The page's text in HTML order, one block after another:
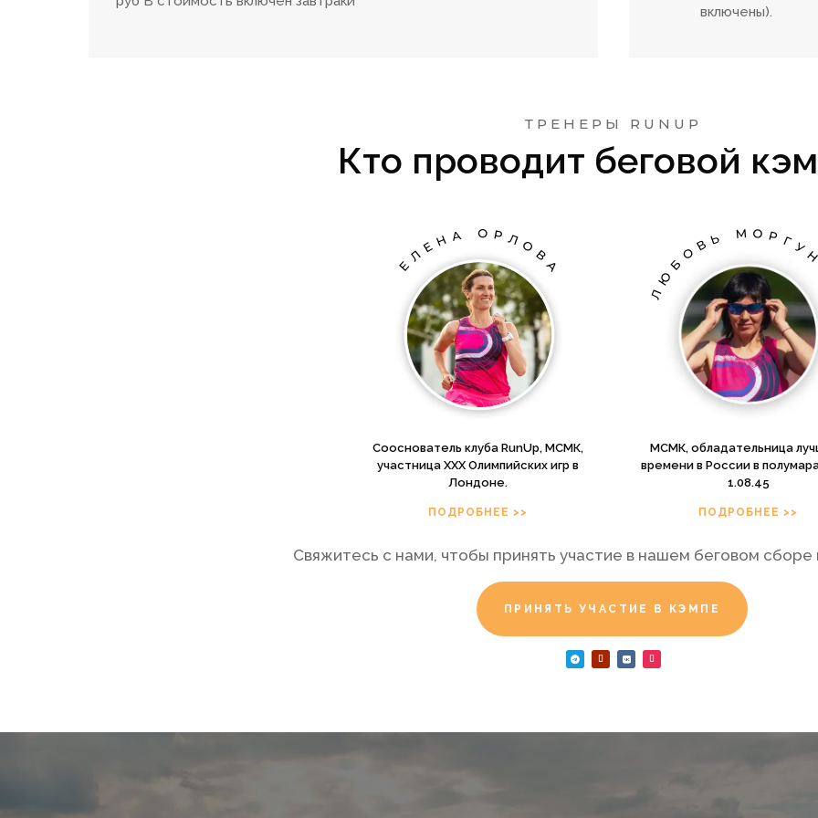
включены).
ТРЕНЕРЫ RUNUP
Кто проводит беговой
ЕЛЕНА ОРЛОВА
Сооснователь клуба RunUp, МСМК,
участница XXX Олимпийских игр в
Лондоне.
ПОДРОБНЕЕ >>
ЛЮБОВЬ
МСМК, обладательница
времени в России в
1.08.45
ПОДРОБНЕЕ >>
Свяжитесь с нами, чтобы принять участие в нашем беговом сборе
ПРИНЯТЬ УЧАСТИЕ В КЭМПЕ